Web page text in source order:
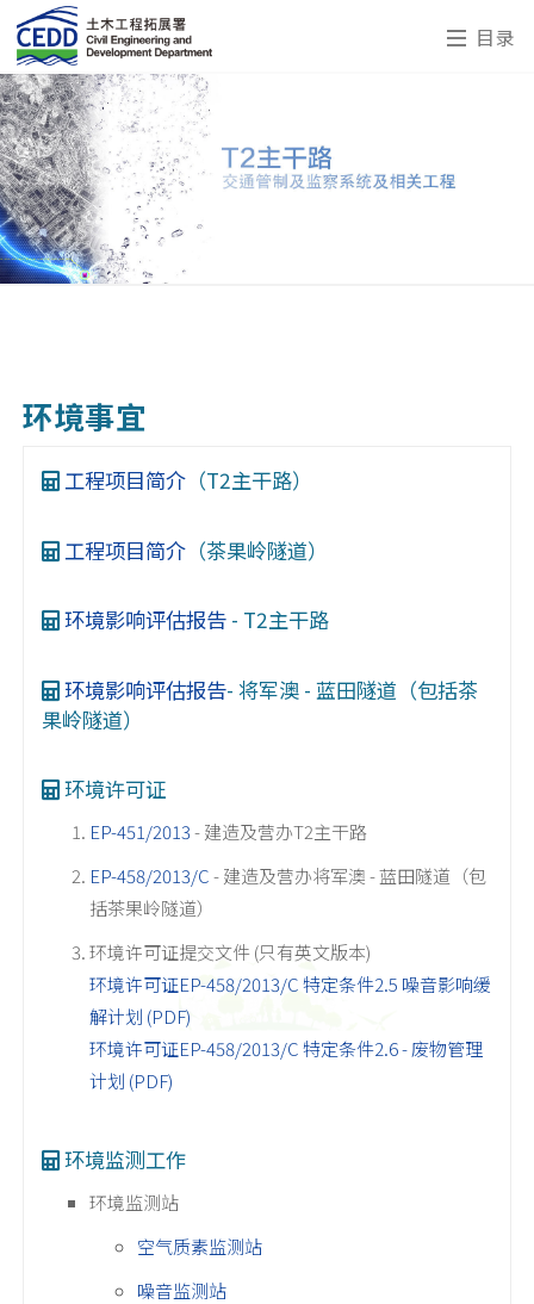
目录
环境事宜
工程项目简介 （T2主干路）
工程项目简介 （茶果岭隧道）
环境影响评估报告 - T2主干路
环境影响评估报告- 将军澳 - 蓝田隧道（包括茶
果岭隧道）
环境许可证
EP-451/2013- 建造及营办T2主干路
EP-458/2013/C- 建造及营办将军澳 - 蓝田隧道（包
括茶果岭隧道）
环境许可证提交文件 (只有英文版本)
环境许可证EP-458/2013/C 特定条件2.5 噪音影响缓
解计划 (PDF)
环境许可证EP-458/2013/C 特定条件2.6 - 废物管理
计划 (PDF)
环境监测工作
环境监测站
空气质素监测站
噪音监测站